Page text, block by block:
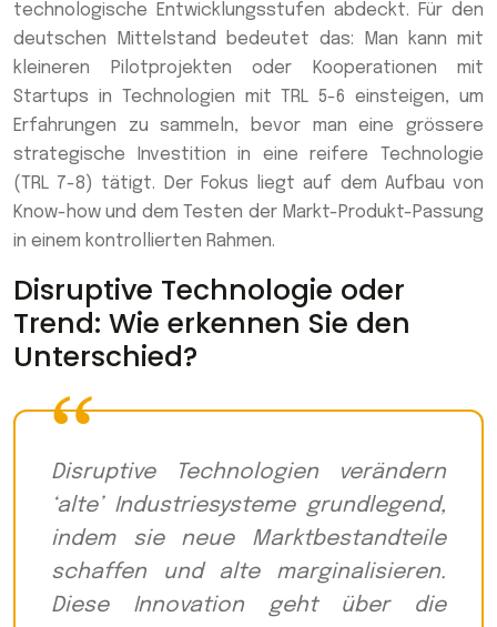
technologische Entwicklungsstufen abdeckt. Für den
deutschen Mittelstand bedeutet das: Man kann mit
kleineren Pilotprojekten oder Kooperationen mit
Startups in Technologien mit TRL 5-6 einsteigen, um
Erfahrungen zu sammeln, bevor man eine grössere
strategische Investition in eine reifere Technologie
(TRL 7-8) tätigt. Der Fokus liegt auf dem Aufbau von
Know-how und dem Testen der Markt-Produkt-Passung
in einem kontrollierten Rahmen.
Disruptive Technologie oder
Trend: Wie erkennen Sie den
Unterschied?
Disruptive Technologien verändern
‘alte’ Industriesysteme grundlegend,
indem sie neue Marktbestandteile
schaffen und alte marginalisieren.
Diese Innovation geht über die